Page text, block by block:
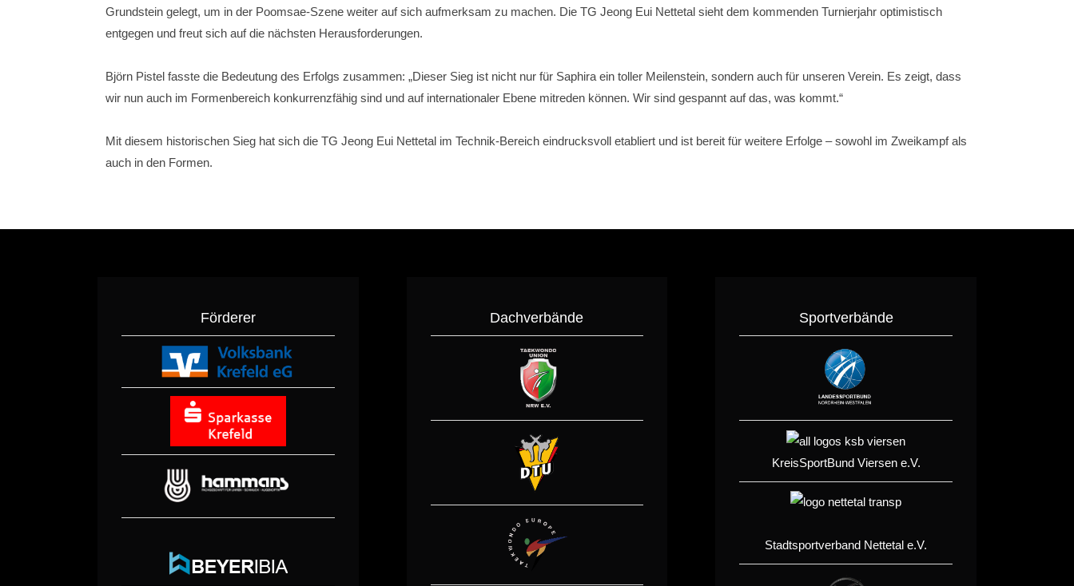
Grundstein gelegt, um in der Poomsae-Szene weiter auf sich aufmerksam zu machen. Die TG Jeong Eui Nettetal sieht dem kommenden Turnierjahr optimistisch
entgegen und freut sich auf die nächsten Herausforderungen.
Björn Pistel fasste die Bedeutung des Erfolgs zusammen: „Dieser Sieg ist nicht nur für Saphira ein toller Meilenstein, sondern auch für unseren Verein. Es zeigt, dass
wir nun auch im Formenbereich konkurrenzfähig sind und auf internationaler Ebene mitreden können. Wir sind gespannt auf das, was kommt.“
Mit diesem historischen Sieg hat sich die TG Jeong Eui Nettetal im Technik-Bereich eindrucksvoll etabliert und ist bereit für weitere Erfolge – sowohl im Zweikampf als
auch in den Formen.
Förderer Dachverbände Sportverbände
KreisSportBund Viersen e.V.
Stadtsportverband Nettetal e.V.